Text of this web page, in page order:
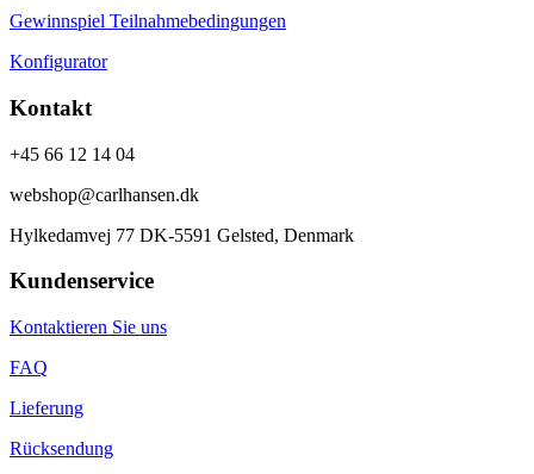
Gewinnspiel Teilnahmebedingungen
Konfigurator
Kontakt
+45 66 12 14 04
webshop@carlhansen.dk
Hylkedamvej 77 DK-5591 Gelsted, Denmark
Kundenservice
Kontaktieren Sie uns
FAQ
Lieferung
Rücksendung